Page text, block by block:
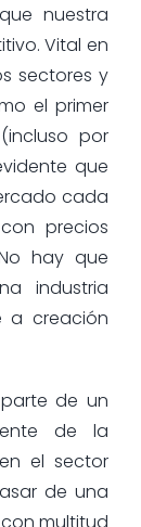
nuestra
Vital en
sectores y
el primer
por
que
cada
precios
hay que
industria
a creación
de un
de la
el sector
de una